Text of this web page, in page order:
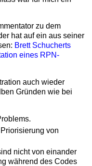
zu dem
hat auf ein aus seiner
Brett Schucherts
eines RPN-
auch wieder
Gründen wie bei
von
nicht von einander
während des Codes